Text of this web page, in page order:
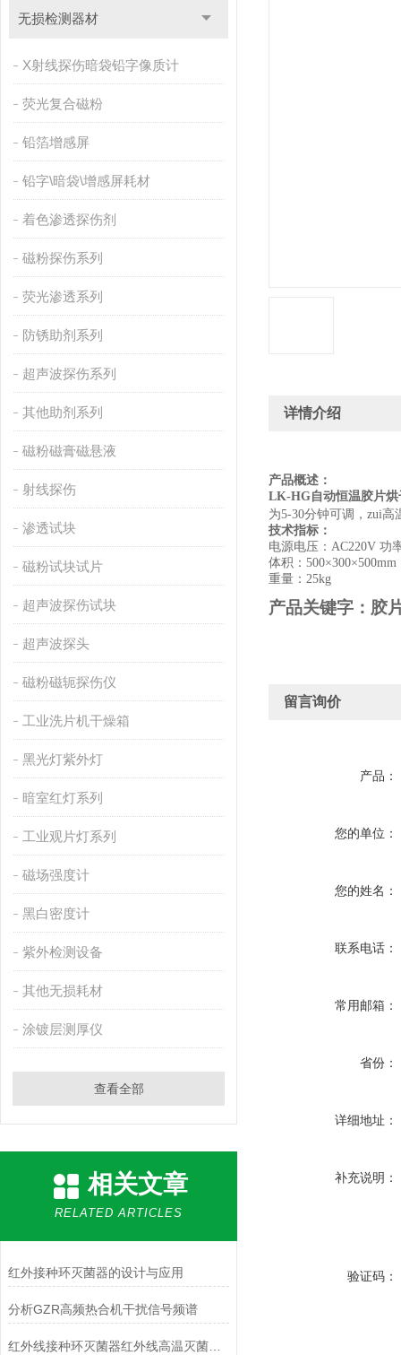
无损检测器材
X射线探伤暗袋铅字像质计
荧光复合磁粉
铅箔增感屏
铅字\暗袋\增感屏耗材
着色渗透探伤剂
磁粉探伤系列
荧光渗透系列
防锈助剂系列
超声波探伤系列
其他助剂系列
磁粉磁膏磁悬液
射线探伤
渗透试块
磁粉试块试片
超声波探伤试块
超声波探头
磁粉磁轭探伤仪
工业洗片机干燥箱
黑光灯紫外灯
暗室红灯系列
工业观片灯系列
磁场强度计
黑白密度计
紫外检测设备
其他无损耗材
涂镀层测厚仪
查看全部
相关文章
RELATED ARTICLES
红外接种环灭菌器的设计与应用
分析GZR高频热合机干扰信号频谱
红外线接种环灭菌器红外线高温灭菌器生物安全柜灭菌器使用说明
详情介绍
产品概述：
LK-HG自动恒温胶片
为5-30分钟可调，zui高
技术指标：
电源电压： AC220V 功
体积： 500×300×500mm
重量： 25kg
产品关键字：胶
留言询价
产品：
您的单位：
您的姓名：
联系电话：
常用邮箱：
省份：
详细地址：
补充说明：
验证码：